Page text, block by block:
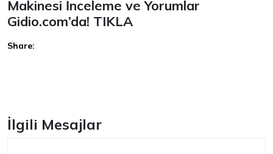
Makinesi İnceleme ve Yorumlar
Gidio.com’da! TIKLA
Share:
İlgili Mesajlar